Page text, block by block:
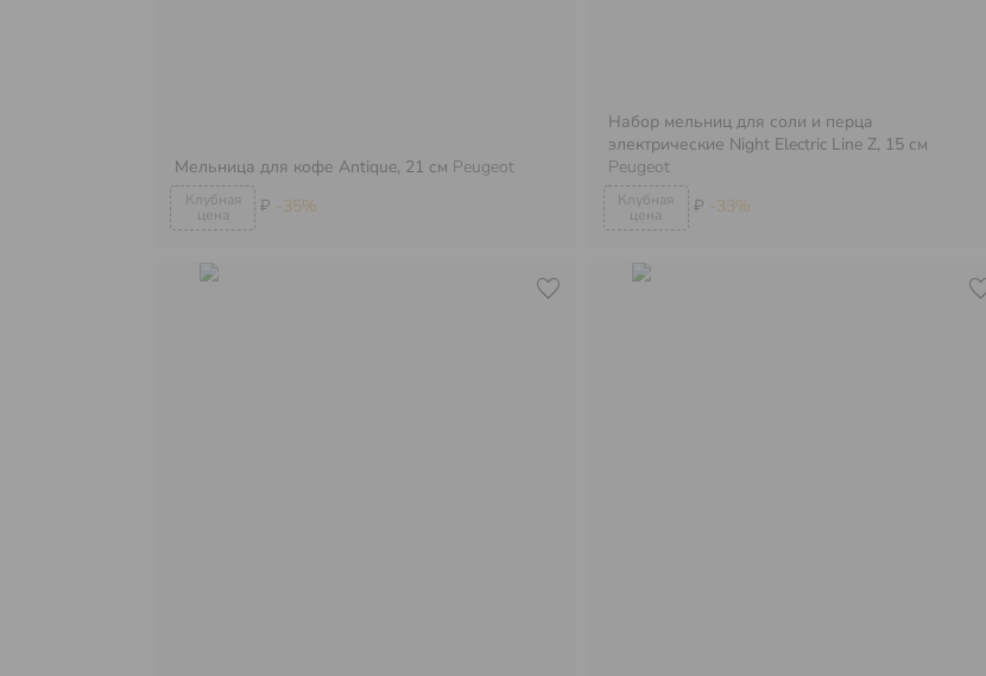
₽ -35%
Мельница для кофе Antique, 21 см Peugeot
₽ -33%
Набор мельниц для соли и перца
электрические Night Electric Line Z, 15 см
Peugeot